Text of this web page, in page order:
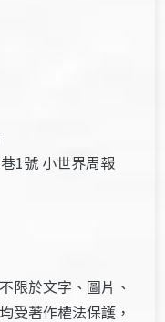
1號 小世界周報
限於文字、圖片、
受著作權法保護，